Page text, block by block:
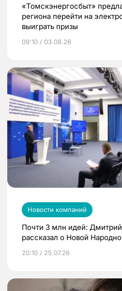
«Томскэнергосбыт»
региона перейти на
выиграть призы
09:10 / 03.08.26
Новости компаний
Почти 3 млн идей:
рассказал о Новой
20:10 / 25.07.26